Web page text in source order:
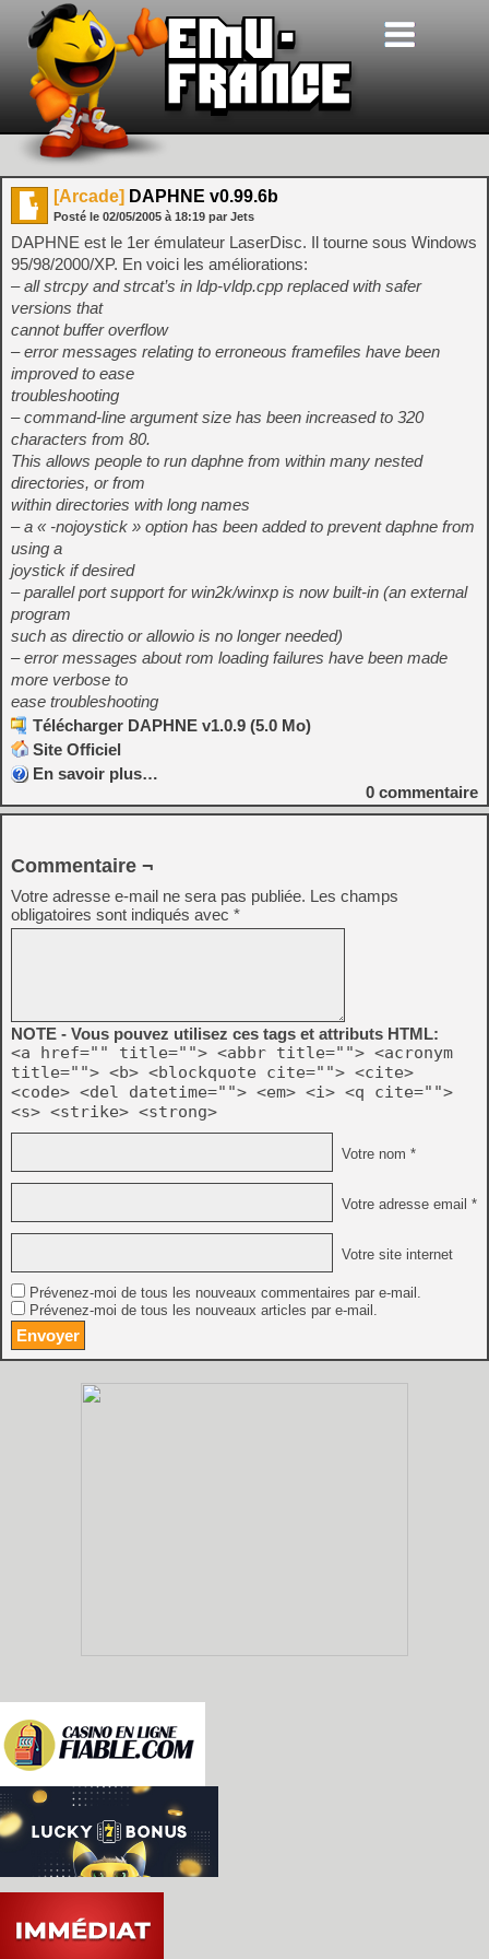
[Arcade] DAPHNE v0.99.6b
Posté le 02/05/2005 à 18:19 par Jets
DAPHNE est le 1er émulateur LaserDisc. Il tourne sous Windows
95/98/2000/XP. En voici les améliorations:
– all strcpy and strcat’s in ldp-vldp.cpp replaced with safer
versions that
cannot buffer overflow
– error messages relating to erroneous framefiles have been
improved to ease
troubleshooting
– command-line argument size has been increased to 320
characters from 80.
This allows people to run daphne from within many nested
directories, or from
within directories with long names
– a « -nojoystick » option has been added to prevent daphne from
using a
joystick if desired
– parallel port support for win2k/winxp is now built-in (an external
program
such as directio or allowio is no longer needed)
– error messages about rom loading failures have been made
more verbose to
ease troubleshooting
Télécharger DAPHNE v1.0.9 (5.0 Mo)
Site Officiel
En savoir plus…
0 commentaire
Commentaire ¬
Votre adresse e-mail ne sera pas publiée. Les champs
obligatoires sont indiqués avec *
NOTE - Vous pouvez utilisez ces tags et attributs HTML:
<a href="" title=""> <abbr title=""> <acronym
title=""> <b> <blockquote cite=""> <cite>
<code> <del datetime=""> <em> <i> <q cite="">
<s> <strike> <strong>
Votre nom *
Votre adresse email *
Votre site internet
Prévenez-moi de tous les nouveaux commentaires par e-mail.
Prévenez-moi de tous les nouveaux articles par e-mail.